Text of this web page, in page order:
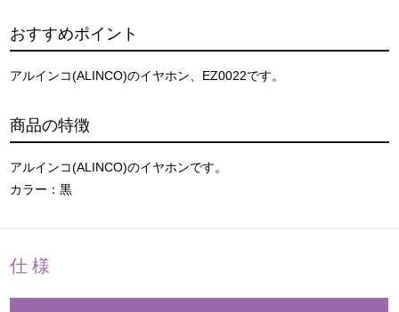
おすすめポイント
アルインコ(ALINCO)のイヤホン、EZ0022です。
商品の特徴
アルインコ(ALINCO)のイヤホンです。
カラー：黒
仕様